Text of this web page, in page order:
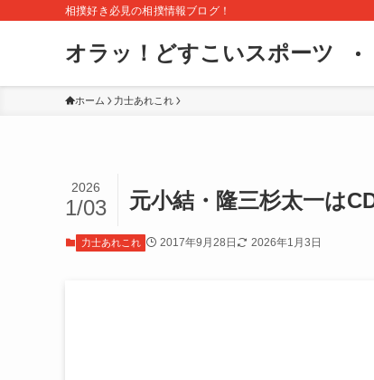
相撲好き必見の相撲情報ブログ！
オラッ！どすこいスポーツ
ホーム 力士あれこれ
元小結・隆三杉太一は
2026
1/03
力士あれこれ 2017年9月28日 2026年1月3日